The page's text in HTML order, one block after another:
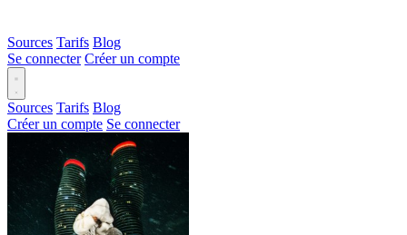
Sources Tarifs Blog
Se connecter Créer un compte
Sources Tarifs Blog
Créer un compte Se connecter